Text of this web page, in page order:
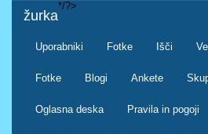
žurka
Uporabniki Fotke Išči
Fotke Blogi Ankete
Oglasna deska Pravila in pogoji
*/?>